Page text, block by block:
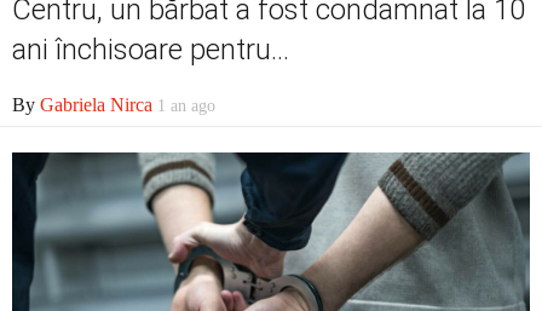
Economic
Contact
Centru, un bărbat a fost condamnat la 10
ani închisoare pentru...
By Gabriela Nirca 1 an ago